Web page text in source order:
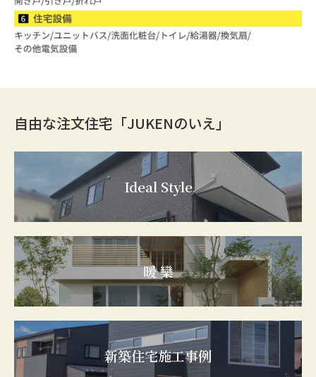
自由な注文住宅「JUKENのいえ」
Ideal Style
暖 欒
新築住宅施工事例